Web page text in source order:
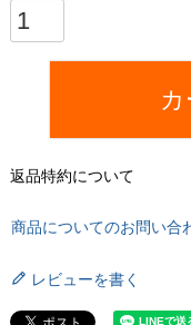
返品特約について
商品についてのお問い合
レビューを書く